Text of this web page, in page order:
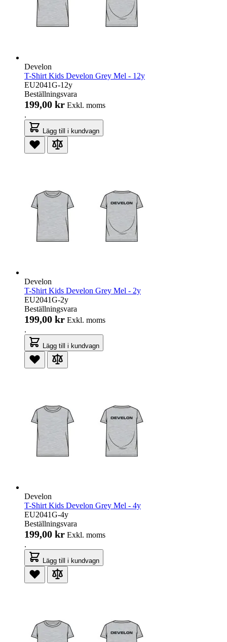
Develon
T-Shirt Kids Develon Grey Mel - 12y
EU2041G-12y
Beställningsvara
199,00 kr Exkl. moms
.
Lägg till i kundvagn
Develon
T-Shirt Kids Develon Grey Mel - 2y
EU2041G-2y
Beställningsvara
199,00 kr Exkl. moms
.
Lägg till i kundvagn
Develon
T-Shirt Kids Develon Grey Mel - 4y
EU2041G-4y
Beställningsvara
199,00 kr Exkl. moms
.
Lägg till i kundvagn